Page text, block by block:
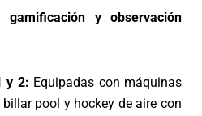
gamificación y observación
y 2: Equipadas con máquinas
pool y hockey de aire con